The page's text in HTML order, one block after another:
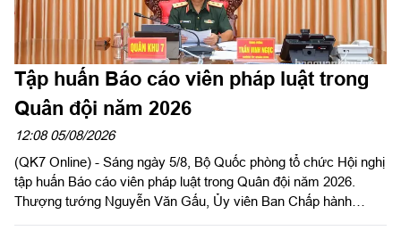
Tập huấn Báo cáo viên pháp luật trong
Quân đội năm 2026
12:08 05/08/2026
(QK7 Online) - Sáng ngày 5/8, Bộ Quốc phòng tổ chức Hội nghị
tập huấn Báo cáo viên pháp luật trong Quân đội năm 2026.
Thượng tướng Nguyễn Văn Gấu, Ủy viên Ban Chấp hành